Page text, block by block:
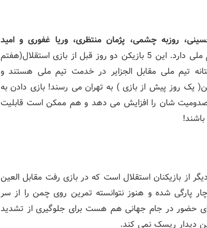
روزبه چشمی، پژمان منتظری، وریا غفوری و امید
را در اردوی تیم ملی دارد. این 5 بازیکن دو روز قبل از بازی استقلال(هفتم
تیم ملی مقابل الجزایر در خدمت تیم ملی هستند و
یک روز پیش از بازی ) به تهران می رسند! بازی دادن به
شان را افزایش می دهد و هم ممکن است قابلیت
از بازیکنان استقلال است که در بازی رفت مقابل العین
پارگی شده و هنوز نتوانسته تمرین روی چمن را از سر
حضور در جام جهانی هم هست برای جلوگیری از تشدید
دیدار ریسک نمی کند.